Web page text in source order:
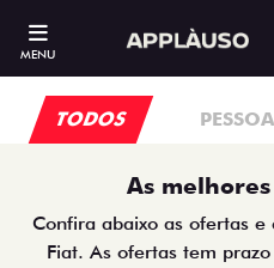
MENU
TODOS
As
Confira abaixo as ofertas e
Fiat. As ofertas tem